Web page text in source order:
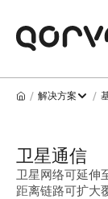
/ 解决方案 /
卫星通信
卫星网络可延伸
距离链路可扩大